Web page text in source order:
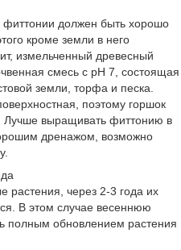
фиттонии должен быть хорошо
кроме земли в него
измельченный древесный
смесь с рН 7, состоящая
земли, торфа и песка.
поэтому горшок
Лучше выращивать фиттонию в
дренажом, возможно
растения, через 2-3 года их
В этом случае весеннюю
полным обновлением растения